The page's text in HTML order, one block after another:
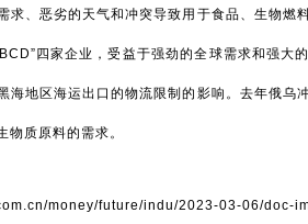
求、恶劣的天气和冲突导致用于食品、生物燃
四家企业，受益于强劲的全球需求和强大
海地区海运出口的物流限制的影响。去年俄乌
物质原料的需求。
money/future/indu/2023-03-06/doc-